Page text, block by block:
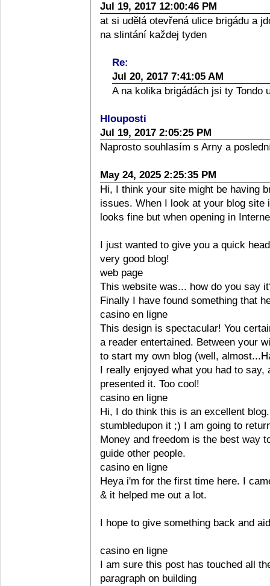
Jul 19, 2017 12:00:46 PM
at si udělá otevřená ulice brigádu a
na slintání každej tyden
Re:
Jul 20, 2017 7:41:05 AM
A na kolika brigádách jsi ty Tondo
Hlouposti
Jul 19, 2017 2:05:25 PM
Naprosto souhlasím s Arny a
May 24, 2025 2:25:35 PM
Hi, I think your site might be having
issues. When I look at your blog site
looks fine but when opening in
I just wanted to give you a quick
very good blog!
web page
This website was... how do you say
Finally I have found something that
casino en ligne
This design is spectacular! You
a reader entertained. Between your
to start my own blog (well,
I really enjoyed what you had to say,
presented it. Too cool!
casino en ligne
Hi, I do think this is an excellent
stumbledupon it ;) I am going to
Money and freedom is the best way
guide other people.
casino en ligne
Heya i'm for the first time here. I
& it helped me out a lot.
I hope to give something back and
casino en ligne
I am sure this post has touched all
paragraph on building